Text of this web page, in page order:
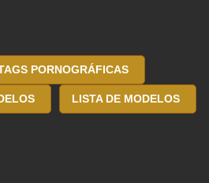
PORNOGRÁFICAS
LISTA DE MODELOS